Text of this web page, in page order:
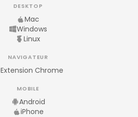
DESKTOP
Mac
Windows
Linux
NAVIGATEUR
Extension Chrome
MOBILE
Android
iPhone